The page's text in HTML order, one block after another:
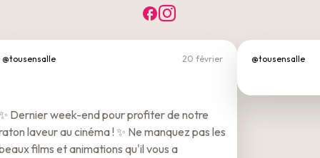
Facebook
@tousensalle 20 février
Dernier week-end pour profiter de notre
laveur au cinéma ! ✨ Ne manquez pas les
films et animations qu'il vous a
@tousensalle